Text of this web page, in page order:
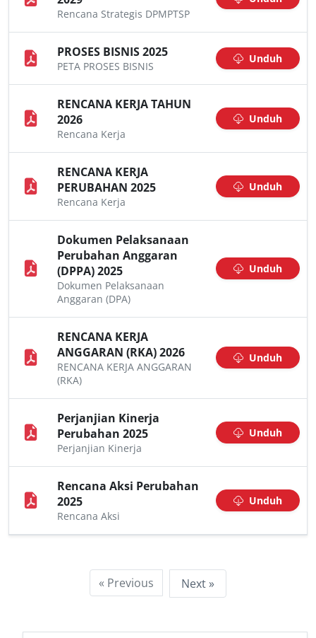
Rencana Strategis DPMPTSP
PROSES BISNIS 2025
PETA PROSES BISNIS
Unduh
RENCANA KERJA TAHUN
2026
Rencana Kerja
Unduh
RENCANA KERJA
PERUBAHAN 2025
Rencana Kerja
Unduh
Dokumen Pelaksanaan
Perubahan Anggaran
(DPPA) 2025
Dokumen Pelaksanaan
Anggaran (DPA)
Unduh
RENCANA KERJA
ANGGARAN (RKA) 2026
RENCANA KERJA ANGGARAN
(RKA)
Unduh
Perjanjian Kinerja
Perubahan 2025
Perjanjian Kinerja
Unduh
Rencana Aksi Perubahan
2025
Rencana Aksi
Unduh
« Previous Next »